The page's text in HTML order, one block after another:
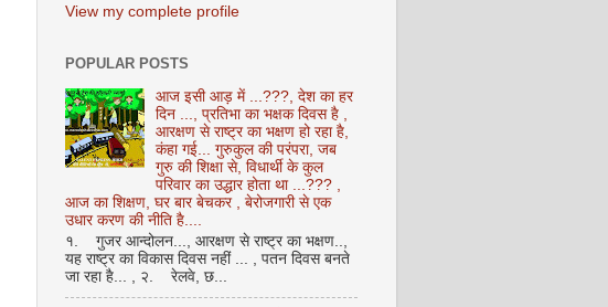
View my complete profile
POPULAR POSTS
आज इसी आड़ में ...???, देश का हर
दिन ..., प्रतिभा का भक्षक दिवस है ,
आरक्षण से राष्ट्र का भक्षण हो रहा है,
कंहा गई... गुरुकुल की परंपरा, जब
गुरु की शिक्षा से, विधार्थी के कुल
परिवार का उद्धार होता था ...??? ,
आज का शिक्षण, घर बार बेचकर , बेरोजगारी से एक
उधार करण की नीति है....
१. गुजर आन्दोलन..., आरक्षण से राष्ट्र का भक्षण..,
यह राष्ट्र का विकास दिवस नहीं ... , पतन दिवस बनते
जा रहा है... , २. रेलवे, छ...